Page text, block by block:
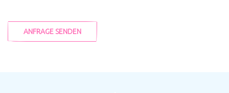
ANFRAGE SENDEN